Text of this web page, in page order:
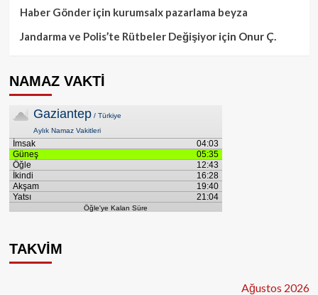
Haber Gönderiçin kurumsalx pazarlama beyza
Jandarma ve Polis’te Rütbeler Değişiyoriçin Onur Ç.
NAMAZ VAKTİ
TAKVİM
Ağustos 2026